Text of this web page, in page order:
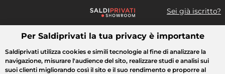
Sei già iscritto?
Cosa cerchi?
Tutte le vendite Moda Casa Bellezza Elettrodomestici
Per Saldiprivati la tua privacy è importante
Saldiprivati utilizza cookies e simili tecnologie al fine di analizzare la
navigazione, misurare l'audience del sito, realizzare studi e analisi sui
suoi clienti migliorando così il sito e il suo rendimento e proporre al